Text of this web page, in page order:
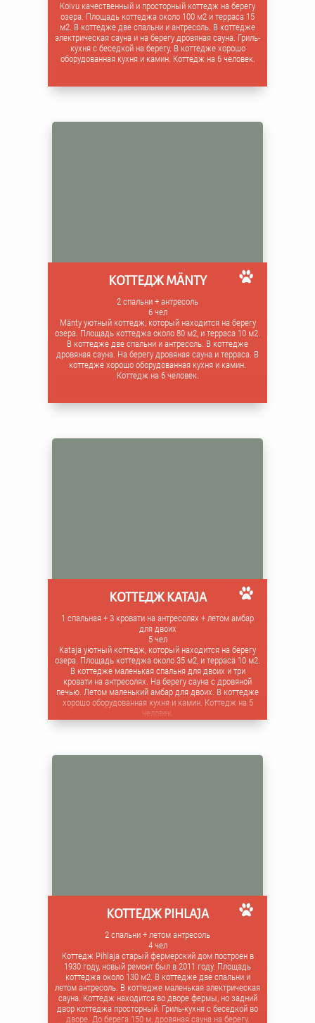
Koivu качественный и просторный коттедж на берегу
озера. Площадь коттеджа около 100 м2 и терраса 15
м2. В коттедже две спальни и антресоль. В коттедже
электрическая сауна и на берегу дровяная сауна. Гриль-
кухня с беседкой на берегу. В коттедже хорошо
оборудованная кухня и камин. Коттедж на 6 человек.
КОТТЕДЖ MÄNTY
2 спальни + антресоль
6 чел
Mänty уютный коттедж, который находится на берегу
озера. Площадь коттеджа около 80 м2, и терраса 10 м2.
В коттедже две спальни и антресоль. В коттедже
дровяная сауна. На берегу дровяная сауна и терраса. В
коттедже хорошо оборудованная кухня и камин.
Коттедж на 6 человек.
КОТТЕДЖ KATAJA
1 спальная + 3 кровати на антресолях + летом амбар
для двоих
5 чел
Kataja уютный коттедж, который находится на берегу
озера. Площадь коттеджа около 35 м2, и терраса 10 м2.
В коттедже маленькая спальня для двоих и три
кровати на антресолях. На берегу сауна с дровяной
печью. Летом маленький амбар для двоих. В коттедже
хорошо оборудованная кухня и камин. Коттедж на 5
человек.
КОТТЕДЖ PIHLAJA
2 спальни + летом антресоль
4 чел
Коттедж Pihlaja старый фермерский дом построен в
1930 году, новый ремонт был в 2011 году. Площадь
коттеджа около 130 м2. В коттедже две спальни и
летом антресоль. В коттедже маленькая электрическая
сауна. Коттедж находится во дворе фермы, но задний
двор коттеджа просторный. Гриль-кухня с беседкой во
дворе. До берега 150 м, дровяная сауна на берегу.